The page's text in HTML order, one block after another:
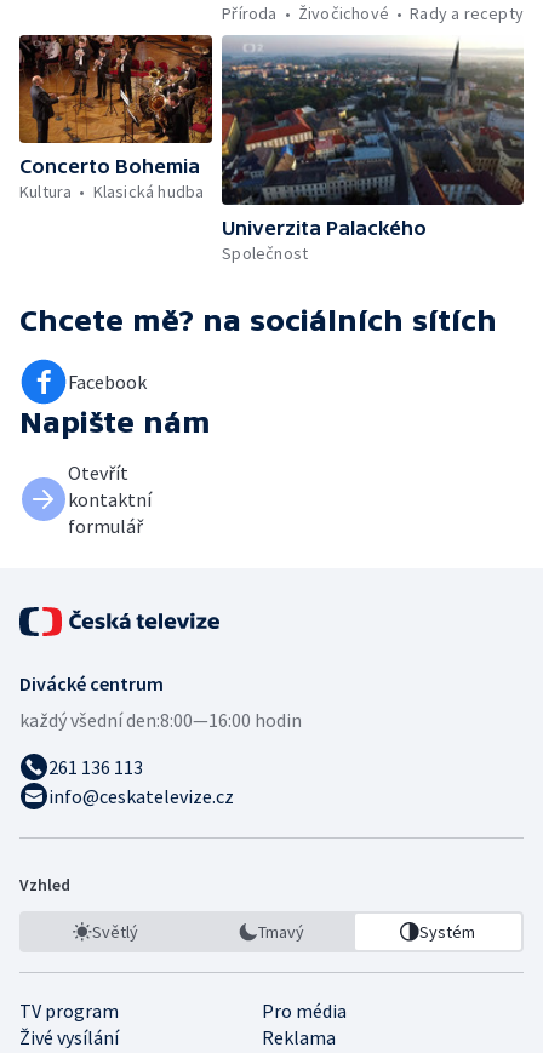
Příroda
Živočichové Rady a recepty
Concerto Bohemia
Kultura
Klasická hudba
Univerzita Palackého
Společnost
Chcete mě? na sociálních sítích
Facebook
Napište nám
Otevřít
kontaktní
formulář
Divácké centrum
každý všední den:8:00—16:00 hodin
261 136 113
info@ceskatelevize.cz
Vzhled
Světlý Tmavý Systém
TV program
Pro média
Živé vysílání
Reklama